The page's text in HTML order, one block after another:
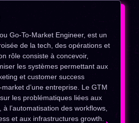
Go-To-Market Engineer, est un
de la tech, des opérations et
rôle consiste à concevoir,
les systèmes permettant aux
et customer success
d’une entreprise. Le GTM
les problématiques liées aux
l’automatisation des workflows,
et aux infrastructures growth.